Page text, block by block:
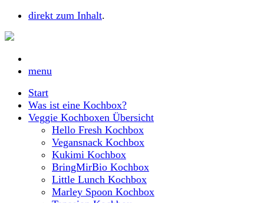
direkt zum Inhalt.
menu
Start
Was ist eine Kochbox?
Veggie Kochboxen Übersicht
Hello Fresh Kochbox
Vegansnack Kochbox
Kukimi Kochbox
BringMirBio Kochbox
Little Lunch Kochbox
Marley Spoon Kochbox